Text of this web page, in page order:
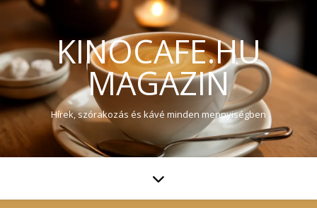
KINOCAFE.HU
MAGAZIN
Hírek, szórakozás és kávé minden mennyiségben